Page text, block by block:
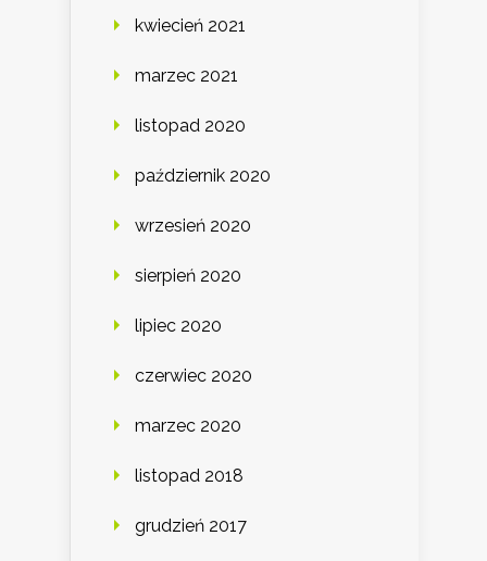
kwiecień 2021
marzec 2021
listopad 2020
październik 2020
wrzesień 2020
sierpień 2020
lipiec 2020
czerwiec 2020
marzec 2020
listopad 2018
grudzień 2017